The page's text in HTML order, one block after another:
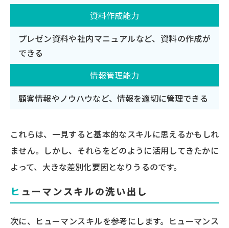
資料作成能力
プレゼン資料や社内マニュアルなど、資料の作成が
できる
情報管理能力
顧客情報やノウハウなど、情報を適切に管理できる
これらは、一見すると基本的なスキルに思えるかもしれ
ません。しかし、それらをどのように活用してきたかに
よって、大きな差別化要因となりうるのです。
ヒューマンスキルの洗い出し
次に、ヒューマンスキルを参考にします。ヒューマンス